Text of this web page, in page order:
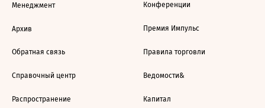
Менеджмент
Архив
Обратная связь
Справочный центр
Распространение
Конференции
Премия Импульс
Правила торговли
Ведомости&
Капитал